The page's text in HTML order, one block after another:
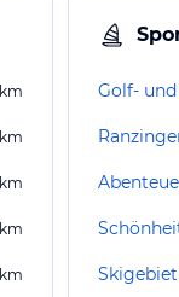
km
km
km
km
km